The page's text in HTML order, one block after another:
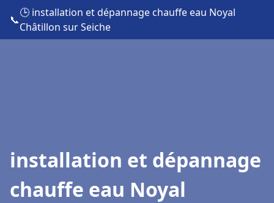
📞
🕒 installation et dépannage chauffe eau Noyal
Châtillon sur Seiche
installation et dépannage
chauffe eau Noyal